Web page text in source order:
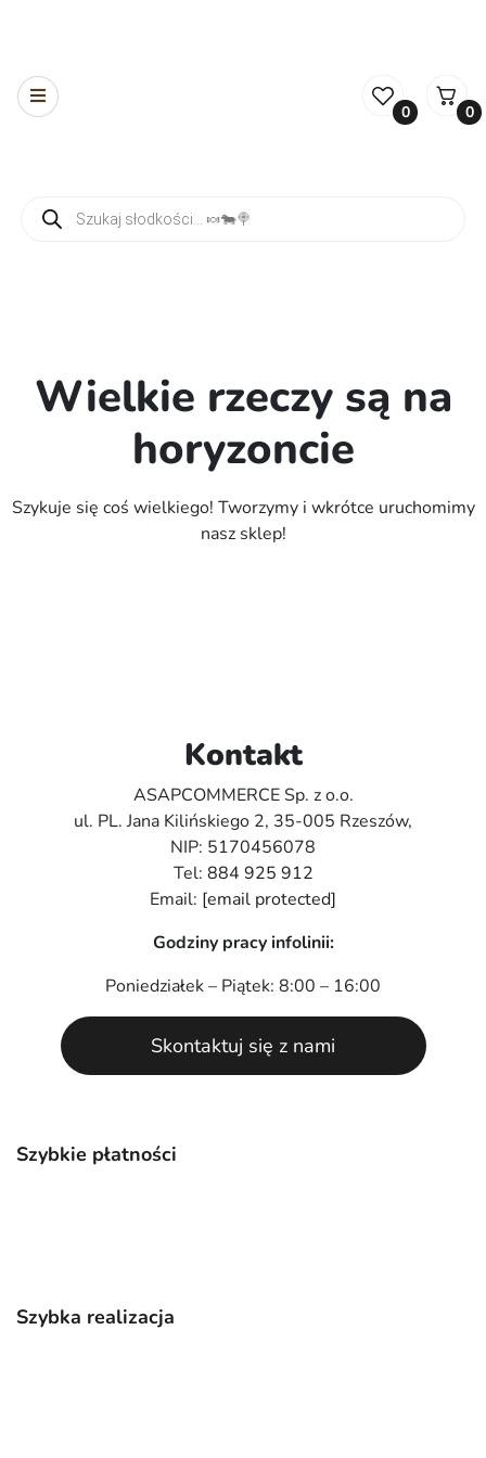
0 0
Wielkie rzeczy są na
horyzoncie
Szykuje się coś wielkiego! Tworzymy i wkrótce uruchomimy
nasz sklep!
Szybkie płatności
Szybka realizacja
Kontakt
ASAPCOMMERCE Sp. z o.o.
ul. PL. Jana Kilińskiego 2, 35-005 Rzeszów,
NIP: 5170456078
Tel: 884 925 912
Email: [email protected]
Godziny pracy infolinii:
Poniedziałek – Piątek: 8:00 – 16:00
Skontaktuj się z nami